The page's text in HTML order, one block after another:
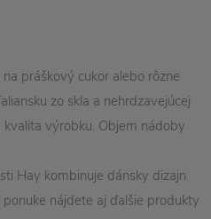
na práškový cukor alebo rôzne
zo skla a nehrdzavejúcej
kvalita výrobku. Objem nádoby
Hay kombinuje dánsky dizajn
nájdete aj ďalšie produkty